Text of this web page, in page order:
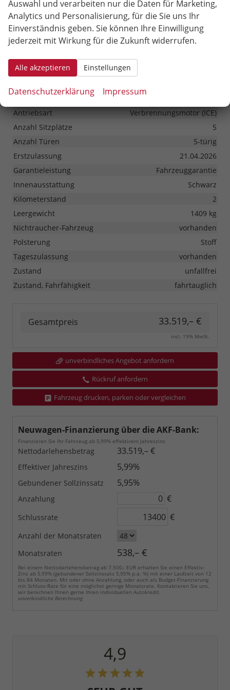
Bremsen
Elektronische Parkbremse
Fahrwerk- und Regelungssysteme
Antiblockiersystem (ABS), Elektronisches Stabilitäts-
Programm (ESP), Reifendruckkontrolle
Felgentyp
Sonstiges
Antriebsart
Verbrennungsmotor (ICE)
Anzahl Sitzplätze
5
Anzahl Türen
5-türig
Erstzulassung
21.04.2026
Garantieleistung
Fahrzeuggarantie
Innenausstattung
Schwarz
Kilometerstand
2
Leergewicht
1409 kg
Nichtraucher-Fahrzeug
vorhanden
Polsterung
Stoff
Tageszulassung
vorhanden
Zustand
unfallfrei
Zustand, Fahrfähigkeit
fahrtauglich
Gesamtpreis 33.519,– €
incl. 19% MwSt.
unverbindliches Angebot anfordern
Rückruf anfordern
Fahrzeug drucken, parken oder vergleichen
Neuwagen-Finanzierung über die AKF-Bank:
Finanzieren Sie Ihr Fahrzeug ab 5,99% effektivem Jahreszins
Nettodarlehensbetrag 33.519,– €
Effektiver Jahreszins 5,99%
Gebundener Sollzinssatz 5,95%
Anzahlung €
Schlussrate €
Anzahl der Monatsraten
Monatsraten
538,– €
Bei einem Nettodarlehensbetrag ab 7.500,- EUR erhalten Sie einen Effektiv-
Zins ab 5,99% (gebundener Sollzinssatz 5,95% p.a. %) mit einer Laufzeit von 12
bis 84 Monaten. Mit oder ohne Anzahlung, oder auch als Budget-Finanzierung
mit Schluss-Rate für eine möglichst geringe Monatsrate. Kontaktieren Sie uns,
wir berechnen Ihnen gerne Ihren individuellen Autokredit.
unverbindliche Berechnung
4,9
Auswahl und verarbeiten nur die Daten für Marketing,
Analytics und Personalisierung, für die Sie uns Ihr
Einverständnis geben. Sie können Ihre Einwilligung
jederzeit mit Wirkung für die Zukunft widerrufen.
Alle akzeptieren Einstellungen
Datenschutzerklärung Impressum